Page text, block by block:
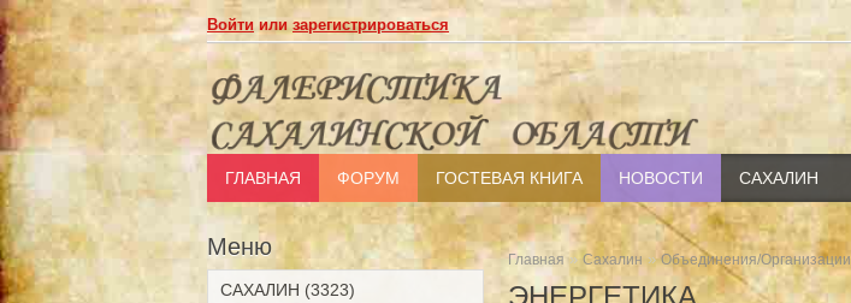
Войти илизарегистрироваться
ГЛАВНАЯ ФОРУМ ГОСТЕВАЯ КНИГА НОВОСТИ САХАЛИН
Меню
САХАЛИН (3323)
Главная » Сахалин »Объединения/Организации
ЭНЕРГЕТИКА